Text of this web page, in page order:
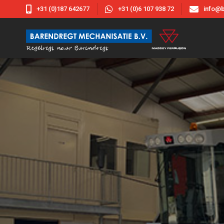
 +31 (0)187 642677  +31 (0)6 107 938 72 